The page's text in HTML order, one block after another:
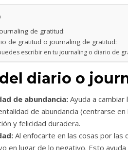
de gratitud:
de gratitud o journaling de gratitud:
escribir en tu journaling o diario de
diario o
de abundancia:Ayuda a
de abundancia (centrarse
y felicidad duradera.
Al enfocarte en las cosas por
en lugar de lo negativo. Esto